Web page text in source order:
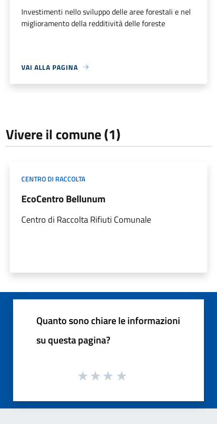
Investimenti nello sviluppo delle aree forestali e nel
miglioramento della redditività delle foreste
VAI ALLA PAGINA
Vivere il comune (1)
CENTRO DI RACCOLTA
EcoCentro Bellunum
Centro di Raccolta Rifiuti Comunale
Quanto sono chiare le informazioni
su questa pagina?